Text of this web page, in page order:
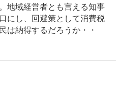
地域経営者とも言える知事
にし、回避策として消費税
は納得するだろうか・・